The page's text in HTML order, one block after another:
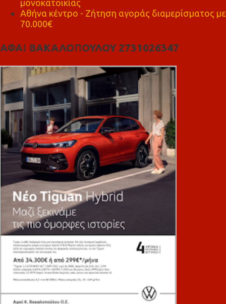
μονοκατοικίας
Αθήνα κέντρο - Ζήτηση αγοράς διαμερίσματος με
70.000€
ΑΦΑΙ ΒΑΚΑΛΟΠΟΥΛΟΥ 2731026347